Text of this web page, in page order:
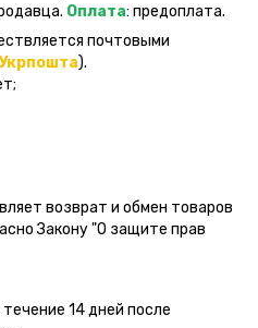
Оплата: предоплата.
почтовыми
).
возврат и обмен товаров
Закону "О защите прав
14 дней после